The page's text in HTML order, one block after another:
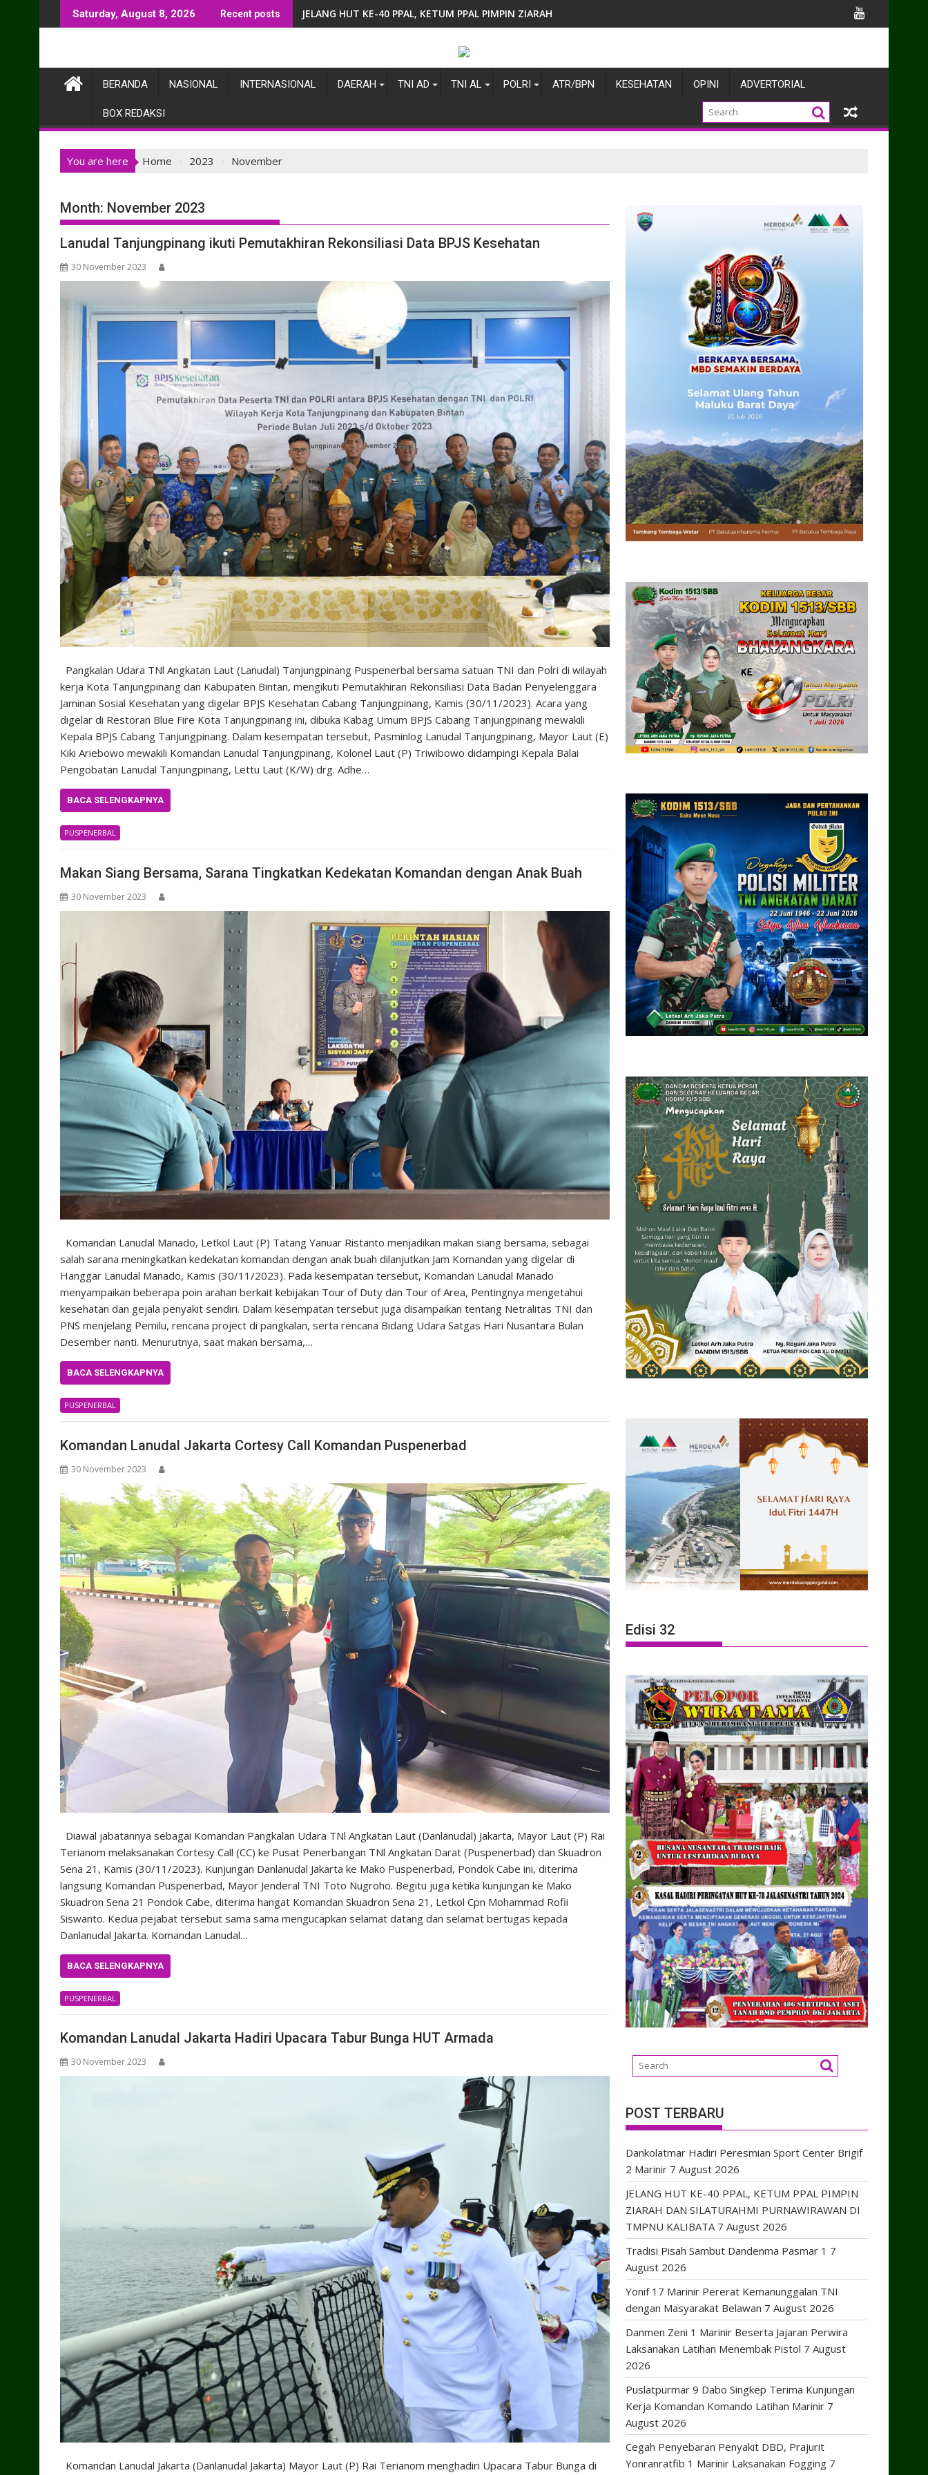
to
Saturday, August 8, 2026 Recent posts Tradisi Pisah Sambut Dandenma Pasmar 1
BERANDA NASIONAL INTERNASIONAL DAERAH TNI AD TNI AL POLRI ATR/BPN KESEHATAN OPINI ADVERTORIAL
BOX REDAKSI
You are here Home 2023 November
Month: November 2023
Lanudal Tanjungpinang ikuti Pemutakhiran Rekonsiliasi Data BPJS Kesehatan
30 November 2023
Pangkalan Udara TNl Angkatan Laut (Lanudal) Tanjungpinang Puspenerbal bersama satuan TNI dan Polri di wilayah
kerja Kota Tanjungpinang dan Kabupaten Bintan, mengikuti Pemutakhiran Rekonsiliasi Data Badan Penyelenggara
Jaminan Sosial Kesehatan yang digelar BPJS Kesehatan Cabang Tanjungpinang, Kamis (30/11/2023). Acara yang
digelar di Restoran Blue Fire Kota Tanjungpinang ini, dibuka Kabag Umum BPJS Cabang Tanjungpinang mewakili
Kepala BPJS Cabang Tanjungpinang. Dalam kesempatan tersebut, Pasminlog Lanudal Tanjungpinang, Mayor Laut (E)
Kiki Ariebowo mewakili Komandan Lanudal Tanjungpinang, Kolonel Laut (P) Triwibowo didampingi Kepala Balai
Pengobatan Lanudal Tanjungpinang, Lettu Laut (K/W) drg. Adhe…
BACA SELENGKAPNYA
PUSPENERBAL
Makan Siang Bersama, Sarana Tingkatkan Kedekatan Komandan dengan Anak Buah
30 November 2023
Komandan Lanudal Manado, Letkol Laut (P) Tatang Yanuar Ristanto menjadikan makan siang bersama, sebagai
salah sarana meningkatkan kedekatan komandan dengan anak buah dilanjutkan Jam Komandan yang digelar di
Hanggar Lanudal Manado, Kamis (30/11/2023). Pada kesempatan tersebut, Komandan Lanudal Manado
menyampaikan beberapa poin arahan berkait kebijakan Tour of Duty dan Tour of Area, Pentingnya mengetahui
kesehatan dan gejala penyakit sendiri. Dalam kesempatan tersebut juga disampaikan tentang Netralitas TNI dan
PNS menjelang Pemilu, rencana project di pangkalan, serta rencana Bidang Udara Satgas Hari Nusantara Bulan
Desember nanti. Menurutnya, saat makan bersama,…
BACA SELENGKAPNYA
PUSPENERBAL
Komandan Lanudal Jakarta Cortesy Call Komandan Puspenerbad
30 November 2023
Diawal jabatannya sebagai Komandan Pangkalan Udara TNl Angkatan Laut (Danlanudal) Jakarta, Mayor Laut (P) Rai
Terianom melaksanakan Cortesy Call (CC) ke Pusat Penerbangan TNl Angkatan Darat (Puspenerbad) dan Skuadron
Sena 21, Kamis (30/11/2023). Kunjungan Danlanudal Jakarta ke Mako Puspenerbad, Pondok Cabe ini, diterima
langsung Komandan Puspenerbad, Mayor Jenderal TNI Toto Nugroho. Begitu juga ketika kunjungan ke Mako
Skuadron Sena 21 Pondok Cabe, diterima hangat Komandan Skuadron Sena 21, Letkol Cpn Mohammad Rofii
Siswanto. Kedua pejabat tersebut sama sama mengucapkan selamat datang dan selamat bertugas kepada
Danlanudal Jakarta. Komandan Lanudal…
BACA SELENGKAPNYA
PUSPENERBAL
Komandan Lanudal Jakarta Hadiri Upacara Tabur Bunga HUT Armada
30 November 2023
Komandan Lanudal Jakarta (Danlanudal Jakarta) Mayor Laut (P) Rai Terianom menghadiri Upacara Tabur Bunga di
Edisi 32
POST TERBARU
Dankolatmar Hadiri Peresmian Sport Center Brigif
2 Marinir 7 August 2026
JELANG HUT KE-40 PPAL, KETUM PPAL PIMPIN
ZIARAH DAN SILATURAHMI PURNAWIRAWAN DI
TMPNU KALIBATA 7 August 2026
Tradisi Pisah Sambut Dandenma Pasmar 1 7
August 2026
Yonif 17 Marinir Pererat Kemanunggalan TNI
dengan Masyarakat Belawan 7 August 2026
Danmen Zeni 1 Marinir Beserta Jajaran Perwira
Laksanakan Latihan Menembak Pistol 7 August
2026
Puslatpurmar 9 Dabo Singkep Terima Kunjungan
Kerja Komandan Komando Latihan Marinir 7
August 2026
Cegah Penyebaran Penyakit DBD, Prajurit
Yonranratfib 1 Marinir Laksanakan Fogging 7